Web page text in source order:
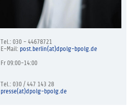
Tel.: 030 - 44678721
E-Mail: post.berlin(at)dpolg-bpolg.de
Fr 09:00-14:00
Tel.: 030 / 447 143 28
presse(at)dpolg-bpolg.de